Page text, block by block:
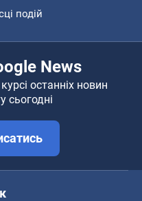
подій
News
останніх новин
сьогодні